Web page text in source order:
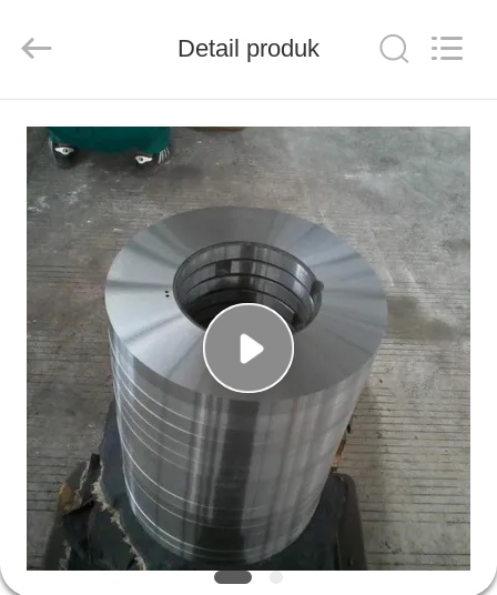
RUMAH
PRODUK
VIDEO
TENTANG
KAMI
TUR
PABRIK
KONTROL
KUALITAS
Detail produk